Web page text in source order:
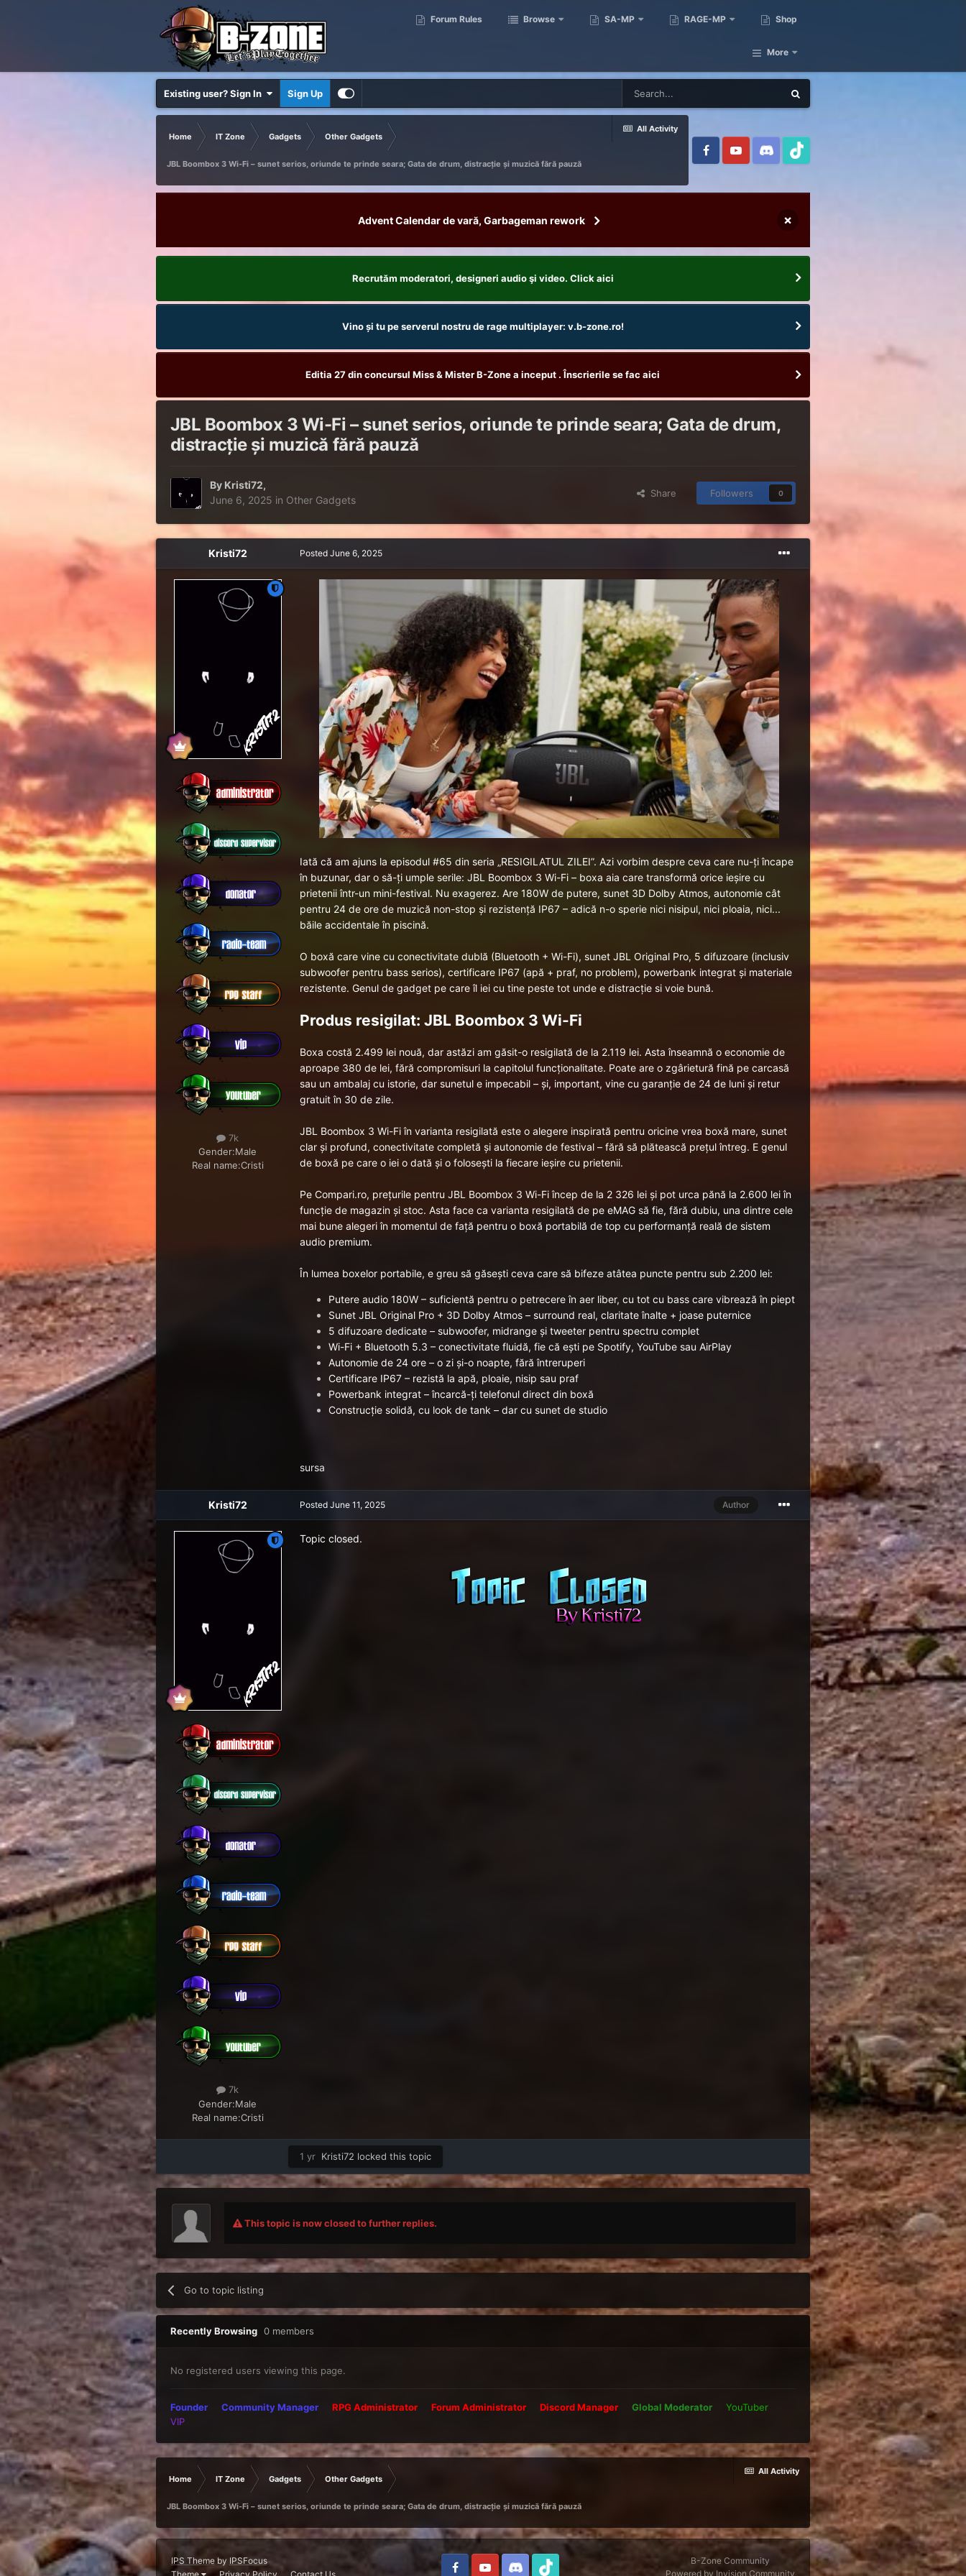
Forum Rules Browse SA-MP RAGE-MP Shop
More
Existing user? Sign In Sign Up
All Activity
Home IT Zone Gadgets Other Gadgets
JBL Boombox 3 Wi-Fi – sunet serios, oriunde te prinde seara; Gata de drum, distracție și muzică fără pauză
Advent Calendar de vară, Garbageman rework ×
Recrutăm moderatori, designeri audio şi video. Click aici
Vino și tu pe serverul nostru de rage multiplayer: v.b-zone.ro!
Editia 27 din concursul Miss & Mister B-Zone a inceput . Înscrierile se fac aici
JBL Boombox 3 Wi-Fi – sunet serios, oriunde te prinde seara; Gata de drum,
distracție și muzică fără pauză
By Kristi72,
June 6, 2025 in Other Gadgets
Share Followers 0
Kristi72
7k
Gender:Male
Real name:Cristi
Posted June 6, 2025
Iată că am ajuns la episodul #65 din seria „RESIGILATUL ZILEI”. Azi vorbim despre ceva care nu-ți încape
în buzunar, dar o să-ți umple serile: JBL Boombox 3 Wi-Fi– boxa aia care transformă orice ieșire cu
prietenii într-un mini-festival. Nu exagerez. Are 180W de putere, sunet 3D Dolby Atmos, autonomie cât
pentru 24 de ore de muzică non-stop și rezistență IP67 – adică n-o sperie nici nisipul, nici ploaia, nici...
băile accidentale în piscină.
O boxă care vine cu conectivitate dublă (Bluetooth + Wi-Fi), sunet JBL Original Pro, 5 difuzoare (inclusiv
subwoofer pentru bass serios), certificare IP67 (apă + praf, no problem), powerbank integrat și materiale
rezistente. Genul de gadget pe care îl iei cu tine peste tot unde e distracție si voie bună.
Produs resigilat: JBL Boombox 3 Wi-Fi
Boxa costă 2.499 lei nouă, dar astăzi am găsit-o resigilată de la 2.119 lei. Asta înseamnă o economie de
aproape 380 de lei, fără compromisuri la capitolul funcționalitate. Poate are o zgârietură fină pe carcasă
sau un ambalaj cu istorie, dar sunetul e impecabil – și, important, vine cu garanție de 24 de luni și retur
gratuit în 30 de zile.
JBL Boombox 3 Wi-Fiîn varianta resigilată este o alegere inspirată pentru oricine vrea boxă mare, sunet
clar și profund, conectivitate completă și autonomie de festival – fără să plătească prețul întreg. E genul
de boxă pe care o iei o dată și o folosești la fiecare ieșire cu prietenii.
Pe Compari.ro, prețurile pentru JBL Boombox 3 Wi-Fi încep de la 2 326 lei și pot urca pănă la 2.600 lei în
funcție de magazin și stoc. Asta face ca varianta resigilată de pe eMAG să fie, fără dubiu, una dintre cele
mai bune alegeri în momentul de față pentru o boxă portabilă de top cu performanță reală de sistem
audio premium.
În lumea boxelor portabile, e greu să găsești ceva care să bifeze atâtea puncte pentru sub 2.200 lei:
Putere audio 180W – suficientă pentru o petrecere în aer liber, cu tot cu bass care vibrează în piept
Sunet JBL Original Pro + 3D Dolby Atmos – surround real, claritate înalte + joase puternice
5 difuzoare dedicate – subwoofer, midrange și tweeter pentru spectru complet
Wi-Fi + Bluetooth 5.3 – conectivitate fluidă, fie că ești pe Spotify, YouTube sau AirPlay
Autonomie de 24 ore – o zi și-o noapte, fără întreruperi
Certificare IP67 – rezistă la apă, ploaie, nisip sau praf
Powerbank integrat – încarcă-ți telefonul direct din boxă
Construcție solidă, cu look de tank – dar cu sunet de studio
sursa
Kristi72
7k
Gender:Male
Real name:Cristi
Author
Posted June 11, 2025
Topic closed.
1 yr Kristi72 locked this topic
This topic is now closed to further replies.
Go to topic listing
Recently Browsing 0 members
No registered users viewing this page.
Founder Community Manager RPG Administrator Forum Administrator Discord Manager Global Moderator
YouTuber
VIP
All Activity
Home IT Zone Gadgets Other Gadgets
JBL Boombox 3 Wi-Fi – sunet serios, oriunde te prinde seara; Gata de drum, distracție și muzică fără pauză
IPS Themeby IPSFocus
B-Zone Community
Powered by Invision Community